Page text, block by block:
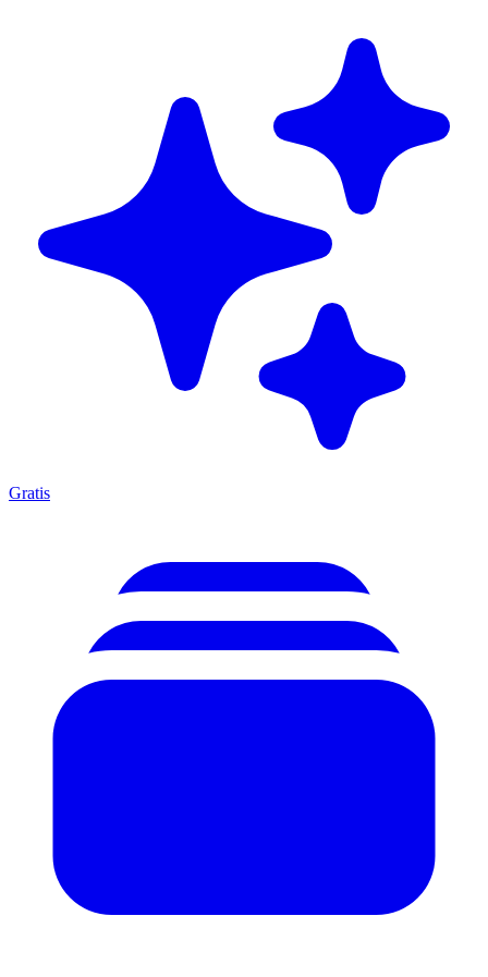
Gratis